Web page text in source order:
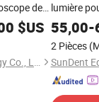
de
fil $US
Wuhan Easy-Sight Technology Co., Ltd.
lumière
55,00-
2 Pièces
SunDent